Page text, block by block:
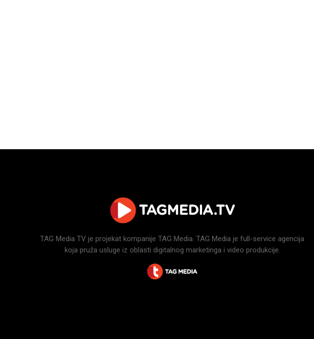
TAG Media TV je projekat kompanije TAG Media. TAG Media je full-service agencija
koja pruža usluge iz oblasti digitalnog marketinga i video produkcije.